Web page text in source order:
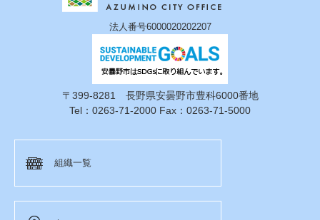
法人番号6000020202207
〒399-8281 長野県安曇野市豊科6000番地
Tel：0263-71-2000 Fax：0263-71-5000
組織一覧